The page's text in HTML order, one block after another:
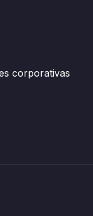
corporativas